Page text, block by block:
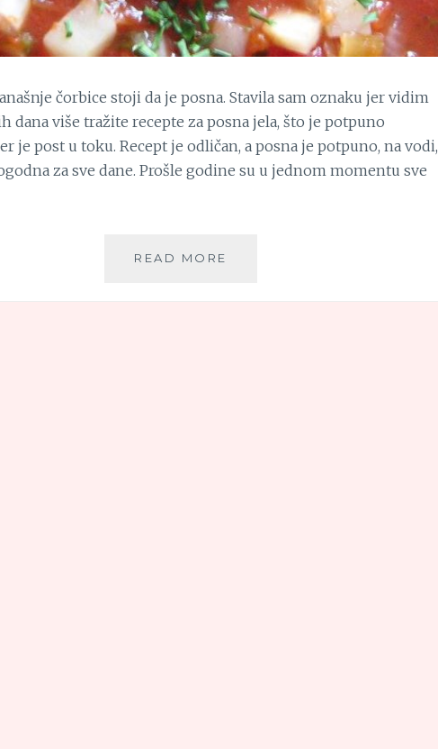
čorbice stoji da je posna. Stavila sam oznaku jer vidim
dana više tražite recepte za posna jela, što je potpuno
je post u toku. Recept je odličan, a posna je potpuno, na vodi,
za sve dane. Prošle godine su u jednom momentu sve
READ MORE